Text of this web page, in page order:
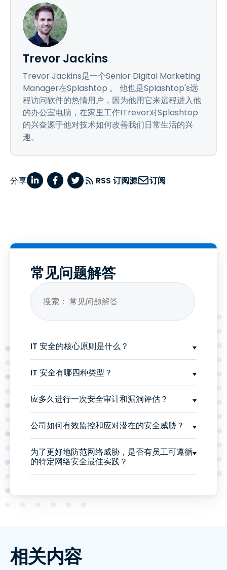
Trevor Jackins
Trevor Jackins是一个Senior Digital Marketing
Manager在Splashtop 。 他也是Splashtop's远
程访问软件的热情用户，因为他用它来远程进入他
的办公室电脑，在家里工作!Trevor对Splashtop
的兴奋源于他对技术如何改善我们日常生活的兴
趣。
分享 RSS 订阅源 订阅
常见问题解答
IT 安全的核心原则是什么？
IT 安全有哪四种类型？
应多久进行一次安全审计和漏洞评估？
公司如何有效监控和应对潜在的安全威胁？
为了更好地防范网络威胁，是否有员工可遵循
的特定网络安全最佳实践？
相关内容